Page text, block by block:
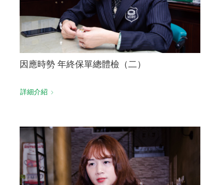
因應時勢 年終保單總體檢（二）
詳細介紹